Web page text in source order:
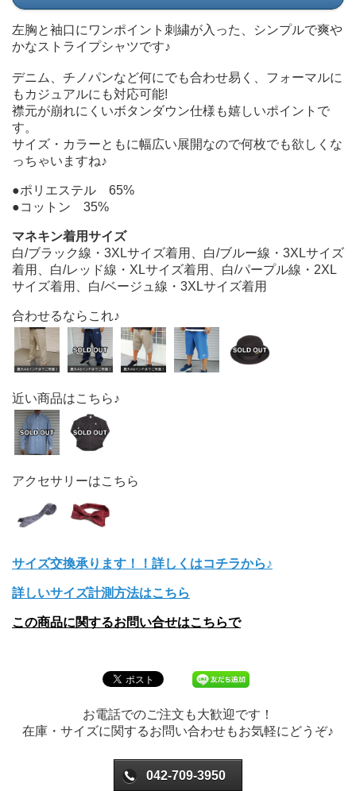
左胸と袖口にワンポイント刺繍が入った、シンプルで爽や
かなストライプシャツです♪
デニム、チノパンなど何にでも合わせ易く、フォーマルに
もカジュアルにも対応可能!
襟元が崩れにくいボタンダウン仕様も嬉しいポイントで
す。
サイズ・カラーともに幅広い展開なので何枚でも欲しくな
っちゃいますね♪
●ポリエステル 65%
●コットン 35%
マネキン着用サイズ
白/ブラック線・3XLサイズ着用、白/ブルー線・3XLサイズ
着用、白/レッド線・XLサイズ着用、白/パープル線・2XL
サイズ着用、白/ベージュ線・3XLサイズ着用
合わせるならこれ♪
近い商品はこちら♪
アクセサリーはこちら
サイズ交換承ります！！詳しくはコチラから♪
詳しいサイズ計測方法はこちら
この商品に関するお問い合せはこちらで
お電話でのご注文も大歓迎です！
在庫・サイズに関するお問い合わせもお気軽にどうぞ♪
042-709-3950